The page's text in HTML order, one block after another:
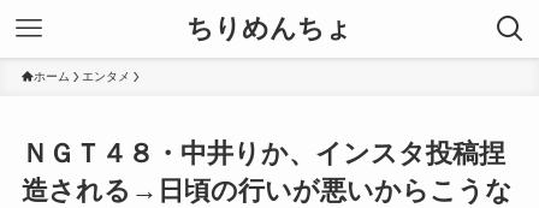
ちりめんちょ
ホーム エンタメ
ＮＧＴ４８・中井りか、インスタ投稿捏
造される→日頃の行いが悪いからこうな